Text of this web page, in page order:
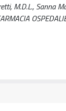
M.D.L., Sanna